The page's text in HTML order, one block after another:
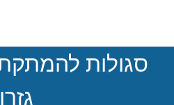
נהרגו בדרום